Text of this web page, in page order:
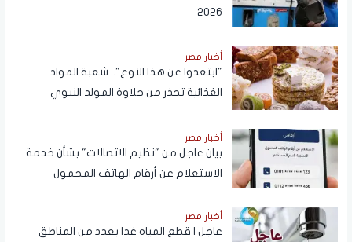
2026
أخبار مصر
"ابتعدوا عن هذا النوع".. شعبة المواد
الغذائية تحذر من حلاوة المولد النبوي
أخبار مصر
بيان عاجل من "نظيم الاتصالات" بشأن خدمة
الاستعلام عن أرقام الهاتف المحمول
NTRA
أخبار مصر
عاجل | قطع المياه غدا بعدد من المناطق